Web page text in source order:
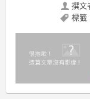
撰文
標籤